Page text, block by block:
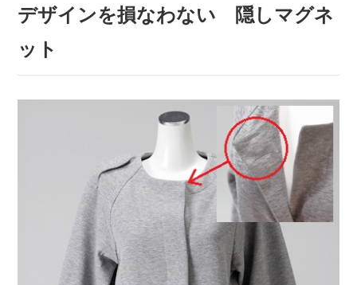
デザインを損なわない 隠しマグネ
ット